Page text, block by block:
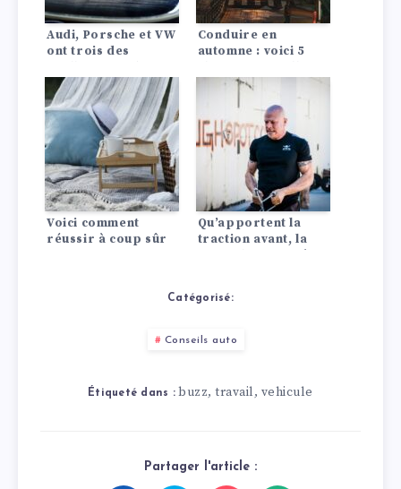
Audi, Porsche et VW
ont trois des
marché
Conduire en
automne : voici 5
vous devez faire
Voici comment
réussir à coup sûr
Qu’apportent la
traction avant, la
voiture ?
Catégorisé:
Conseils auto
Étiqueté dans : buzz,travail, vehicule
Partager l'article :